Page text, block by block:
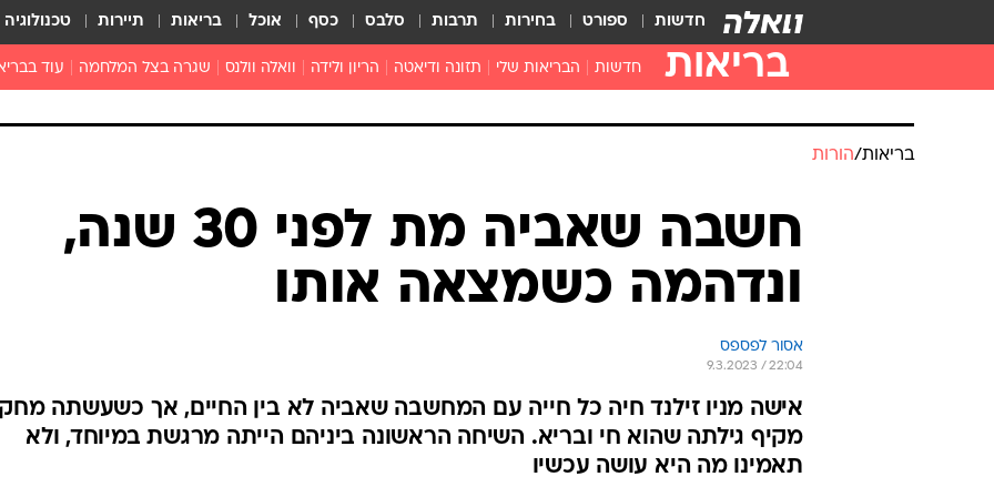
חדשות ספורט בחירות תרבות סלבס כסף אוכל בריאות תיירות טכנולוגיה
בריאות חדשות הבריאות שלי
ויטמינים
תרופות
בריאות האישה
תזונה ודיאטה הריון ולידה וואלה וולנס שגרה בצל המלחמה עוד
אופטיקה
טוב לדעת
בריאות/הורות
חשבה שאביה מת לפני 30 שנה,
ונדהמה כשמצאה אותו
אסור לפספס
9.3.2023 / 22:04
אישה מניו זילנד חיה כל חייה עם המחשבה שאביה לא בין החיים, אך כשעשתה
מקיף גילתה שהוא חי ובריא. השיחה הראשונה ביניהם הייתה מרגשת במיוחד, ולא
תאמינו מה היא עושה עכשיו